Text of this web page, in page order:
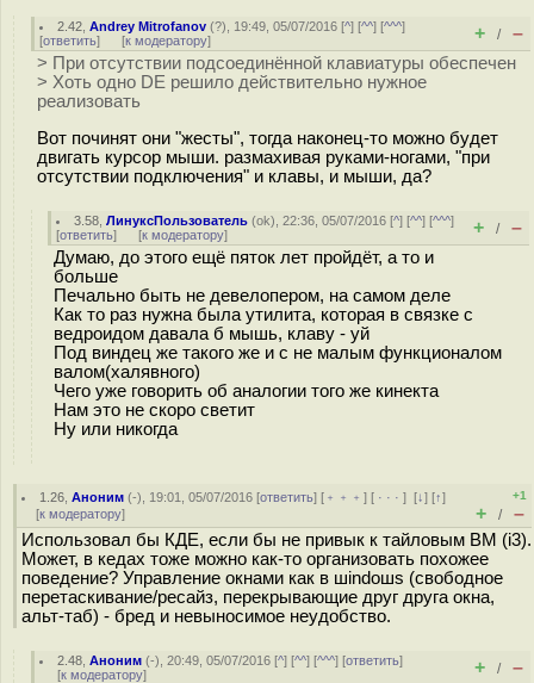
2.42 ,Andrey Mitrofanov (?), 19:49, 05/07/2016 [^] [^^] [^^^]
[ответить] [к модератору] + / –
> При отсутствии подсоединённой клавиатуры обеспечен
> Хоть одно DE решило действительно нужное
реализовать
Вот починят они "жесты", тогда наконец-то можно будет
двигать курсор мыши. размахивая руками-ногами, "при
отсутствии подключения" и клавы, и мыши, да?
3.58 ,ЛинуксПользователь (ok), 22:36, 05/07/2016 [^] [^^] [^^^]
[ответить] [к модератору] + / –
Думаю, до этого ещё пяток лет пройдёт, а то и
больше
Печально быть не девелопером, на самом деле
Как то раз нужна была утилита, которая в связке с
ведроидом давала б мышь, клаву - уй
Под виндец же такого же и с не малым функционалом
валом(халявного)
Чего уже говорить об аналогии того же кинекта
Нам это не скоро светит
Ну или никогда
1.26 ,Аноним (-), 19:01, 05/07/2016 [ответить] [ ﹢﹢﹢] [ · · ·][↓] [↑]
[к модератору]
+1
+ / –
Использовал бы КДЕ, если бы не привык к тайловым ВМ (i3).
Может, в кедах тоже можно как-то организовать похожее
поведение? Управление окнами как в шindoшs (свободное
перетаскивание/ресайз, перекрывающие друг друга окна,
альт-таб) - бред и невыносимое неудобство.
2.48 ,Аноним (-), 20:49, 05/07/2016 [^] [^^] [^^^] [ответить]
[к модератору] + / –